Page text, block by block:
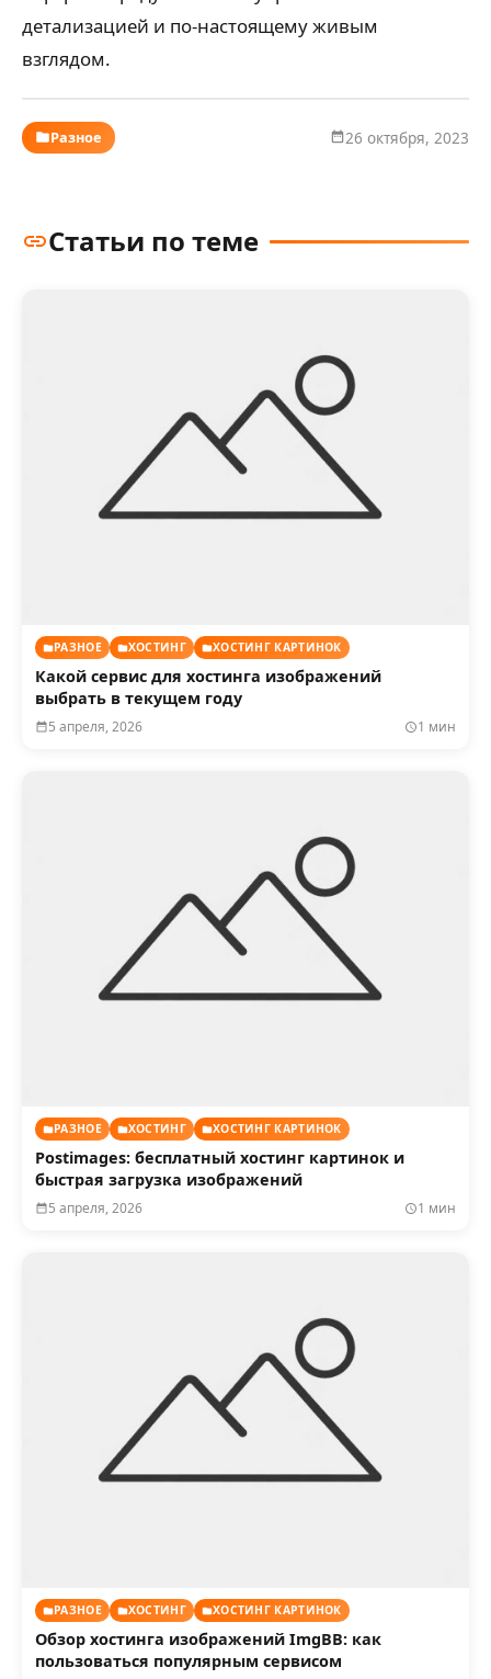
детализацией и по-настоящему живым
взглядом.
Разное 26 октября, 2023
Статьи по теме
РАЗНОЕ ХОСТИНГ ХОСТИНГ КАРТИНОК
Какой сервис для хостинга изображений
выбрать в текущем году
5 апреля, 2026 1 мин
РАЗНОЕ ХОСТИНГ ХОСТИНГ КАРТИНОК
Postimages: бесплатный хостинг картинок и
быстрая загрузка изображений
5 апреля, 2026 1 мин
РАЗНОЕ ХОСТИНГ ХОСТИНГ КАРТИНОК
Обзор хостинга изображений ImgBB: как
пользоваться популярным сервисом